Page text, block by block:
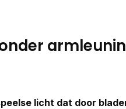
licht dat door